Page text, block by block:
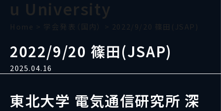
u University
Home > 学会発表（国内） > 2022/9/20 篠田(JSAP)
2022/9/20 篠田(JSAP)
2025.04.16
東北大学 電気通信研究所 深